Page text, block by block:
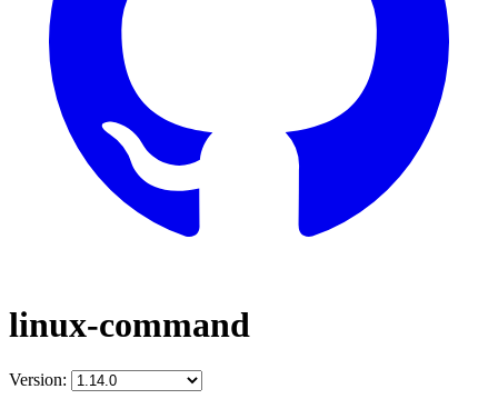
linux-command
Version: